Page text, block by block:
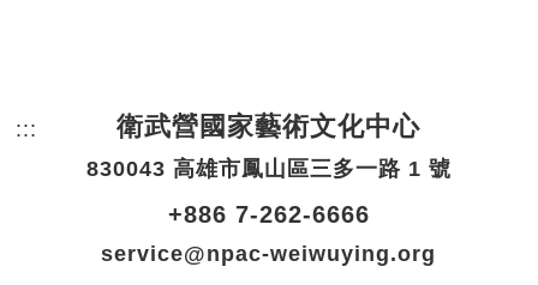
::: 頁尾網站資訊。
衛武營國家藝術文化中心
830043 高雄市鳳山區三多一路 1 號
+886 7-262-6666
service@npac-weiwuying.org